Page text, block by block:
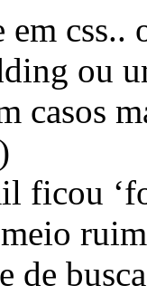
em
ou
casos
ficou
de